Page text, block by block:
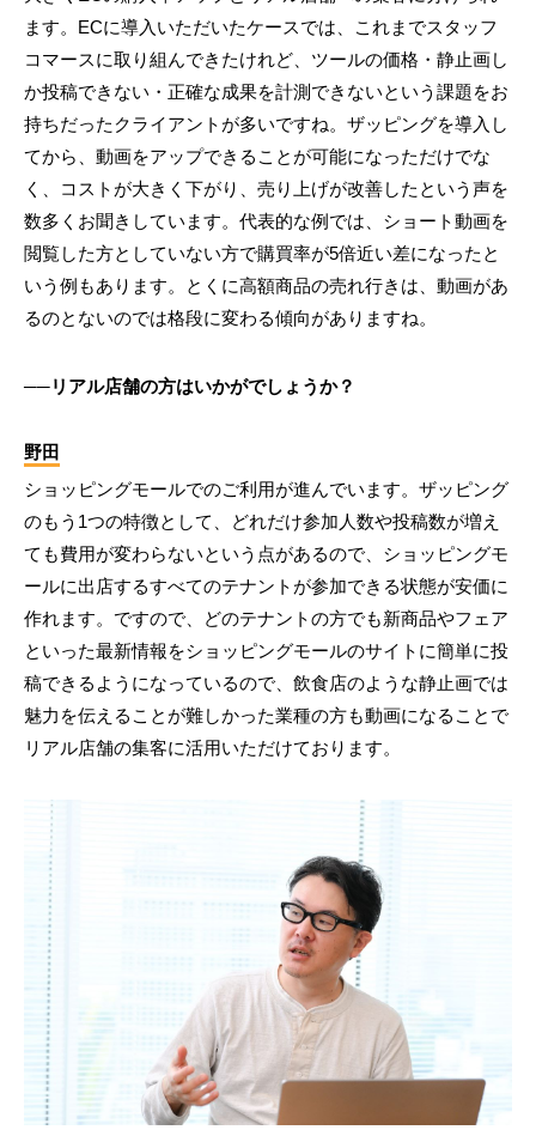
ます。ECに導入いただいたケースでは、これまでスタッフ
コマースに取り組んできたけれど、ツールの価格・静止画し
か投稿できない・正確な成果を計測できないという課題をお
持ちだったクライアントが多いですね。ザッピングを導入し
てから、動画をアップできることが可能になっただけでな
く、コストが大きく下がり、売り上げが改善したという声を
数多くお聞きしています。代表的な例では、ショート動画を
閲覧した方としていない方で購買率が5倍近い差になったと
いう例もあります。とくに高額商品の売れ行きは、動画があ
るのとないのでは格段に変わる傾向がありますね。
──リアル店舗の方はいかがでしょうか？
野田
ショッピングモールでのご利用が進んでいます。ザッピング
のもう1つの特徴として、どれだけ参加人数や投稿数が増え
ても費用が変わらないという点があるので、ショッピングモ
ールに出店するすべてのテナントが参加できる状態が安価に
作れます。ですので、どのテナントの方でも新商品やフェア
といった最新情報をショッピングモールのサイトに簡単に投
稿できるようになっているので、飲食店のような静止画では
魅力を伝えることが難しかった業種の方も動画になることで
リアル店舗の集客に活用いただけております。